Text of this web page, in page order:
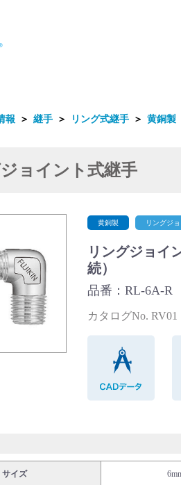
ムを探す
ード
報 ＞ 継手 ＞ リング式継手 ＞ 黄銅製
ョイント式継手
黄銅製 リングジ
リングジョイ
続）
品番：RL-6A-R
カタログNo. RV01
サイズ